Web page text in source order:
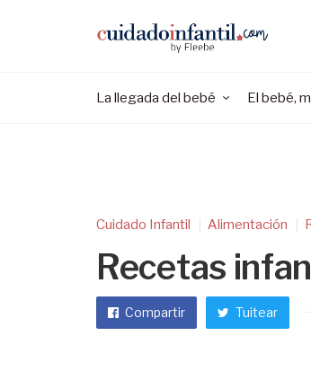
La llegada del bebé El bebé,
Cuidado Infantil Alimentación
Recetas
Compartir Tuitear